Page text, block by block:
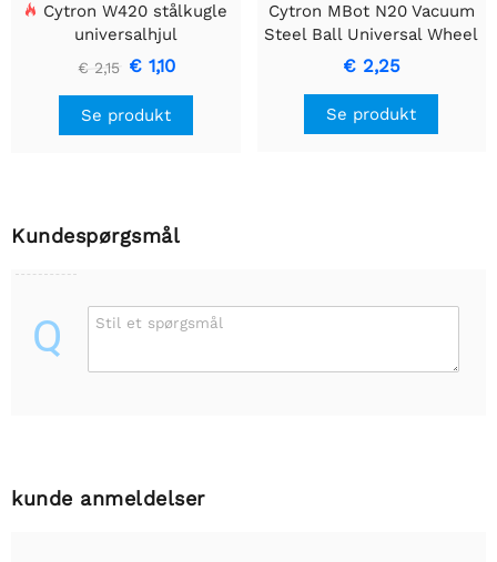
Cytron W420 stålkugle
universalhjul
€ 2,15 € 1,10
Se produkt
Cytron MBot N20 Vacuum
Steel Ball Universal Wheel
€ 2,25
Se produkt
Kundespørgsmål
Q Stil et spørgsmål
kunde anmeldelser